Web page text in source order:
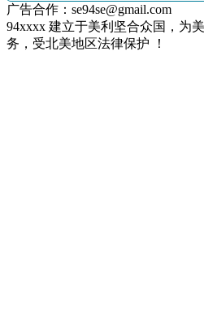
广告合作：se94se@gmail.com
94xxxx 建立于美利坚合众国，为
务，受北美地区法律保护 ！